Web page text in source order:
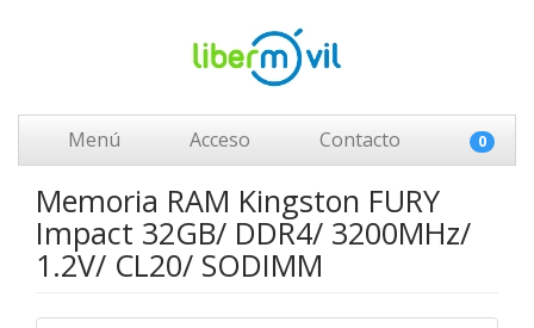
Menú Acceso Contacto 0
Memoria RAM Kingston FURY
Impact 32GB/ DDR4/ 3200MHz/
1.2V/ CL20/ SODIMM